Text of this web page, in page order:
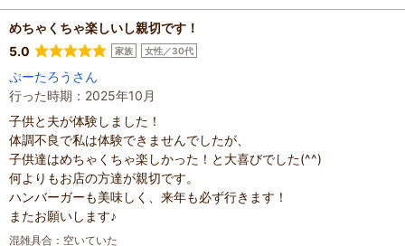
めちゃくちゃ楽しいし親切です！
5.0
家族 女性／30代
ぷーたろうさん
行った時期：2025年10月
子供と夫が体験しました！
体調不良で私は体験できませんでしたが、
子供達はめちゃくちゃ楽しかった！と大喜びでした(^^)
何よりもお店の方達が親切です。
ハンバーガーも美味しく、来年も必ず行きます！
またお願いします♪
混雑具合 ： 空いていた